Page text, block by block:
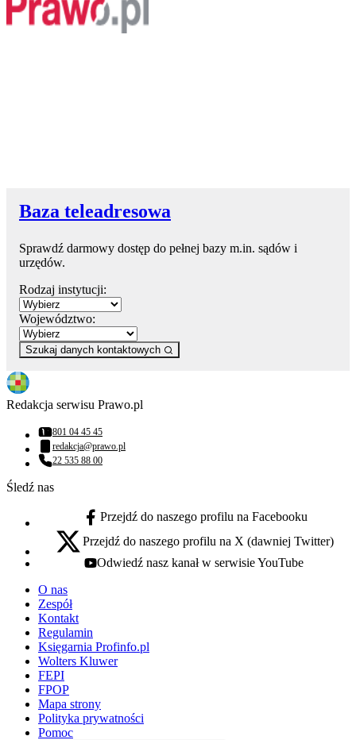
Baza teleadresowa
Sprawdź darmowy dostęp do pełnej bazy m.in. sądów i
urzędów.
Rodzaj instytucji:
Województwo:
Szukaj danych kontaktowych
Redakcja serwisu Prawo.pl
Numer telefonu:
801 04 45 45
Adres email:
redakcja@prawo.pl
Numer telefonu:
22 535 88 00
Śledź nas
facebook - otwiera się w nowej karcie
Przejdź do naszego profilu na Facebooku
x - otwiera się w nowej karcie
Przejdź do naszego profilu na X (dawniej Twitter)
youtube - otwiera się w nowej karcie
Odwiedź nasz kanał w serwisie YouTube
O nas
Zespół
Kontakt
Regulamin
Księgarnia Profinfo.pl
Wolters Kluwer
FEPI
FPOP
Mapa strony
Polityka prywatności
Pomoc